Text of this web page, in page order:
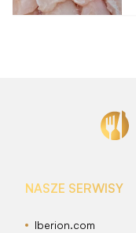
NASZE SERWISY
Iberion.com